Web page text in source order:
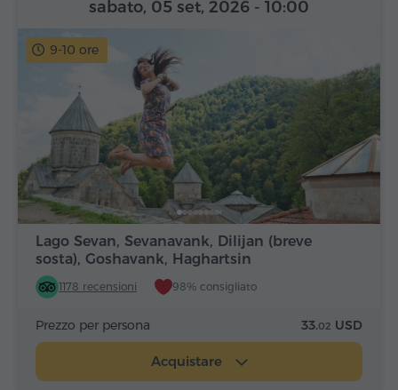
9-10 ore
Lago Sevan, Sevanavank, Dilijan (breve
sosta), Goshavank, Haghartsin
1178 recensioni 98% consigliato
sabato, 05 set, 2026 - 10:00
Prezzo per persona 33.02 USD
Acquistare